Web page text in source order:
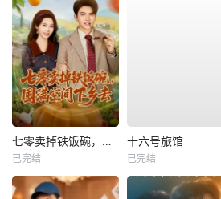
七零卖掉铁饭碗，囤满空间下乡去
已完结
十六号旅馆
已完结